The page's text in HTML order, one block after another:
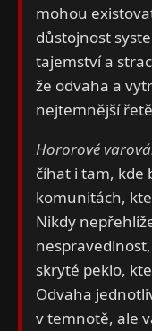
mohou
důstojnost
tajemství a
že odvaha a
nejtemnější
Hororové
číhat i tam, kde
komunitách,
Nikdy
skryté peklo,
Odvaha
v temnotě, ale